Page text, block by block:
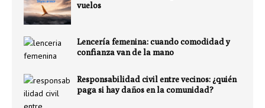
vuelos
Lencería femenina: cuando comodidad y
confianza van de la mano
Responsabilidad civil entre vecinos: ¿quién
paga si hay daños en la comunidad?